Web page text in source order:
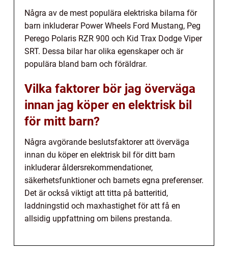
Några av de mest populära elektriska bilarna för
barn inkluderar Power Wheels Ford Mustang, Peg
Perego Polaris RZR 900 och Kid Trax Dodge Viper
SRT. Dessa bilar har olika egenskaper och är
populära bland barn och föräldrar.
Vilka faktorer bör jag överväga
innan jag köper en elektrisk bil
för mitt barn?
Några avgörande beslutsfaktorer att överväga
innan du köper en elektrisk bil för ditt barn
inkluderar åldersrekommendationer,
säkerhetsfunktioner och barnets egna preferenser.
Det är också viktigt att titta på batteritid,
laddningstid och maxhastighet för att få en
allsidig uppfattning om bilens prestanda.